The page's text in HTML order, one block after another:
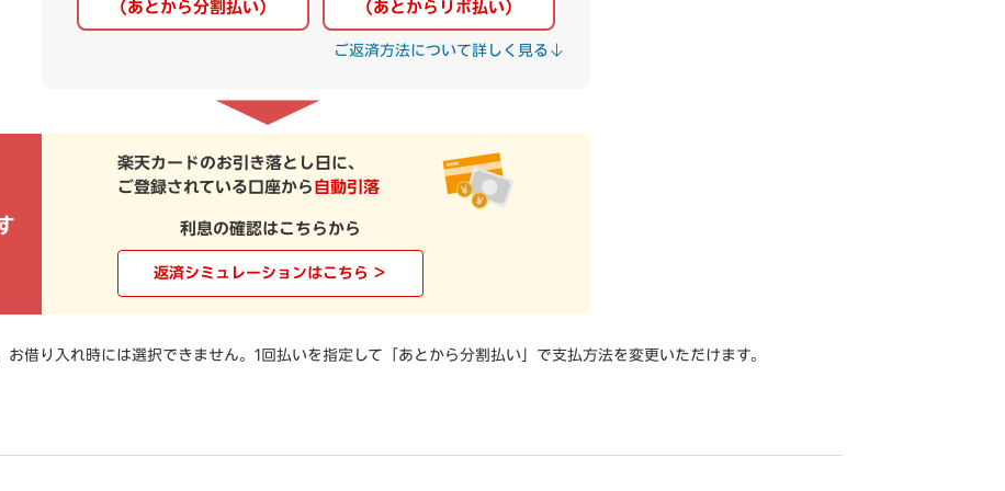
（あとから分割払い） （あとからリボ払い）
ご返済方法について詳しく見る
楽天カードのお引き落とし日に、
ご登録されている口座から 自動引落
利息の確認はこちらから
返済シミュレーションはこちら ＞
お借り入れ時には選択できません。1回払いを指定して「あとから分割払い」で支払方法を変更いただけます。